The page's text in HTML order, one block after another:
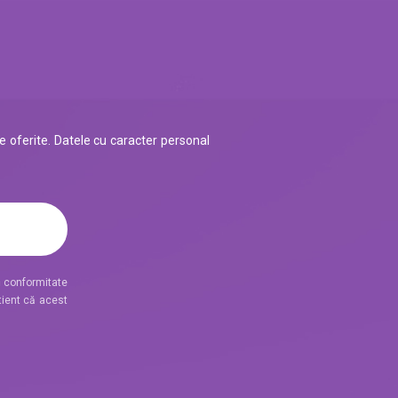
Datele cu caracter personal
conformitate
că acest